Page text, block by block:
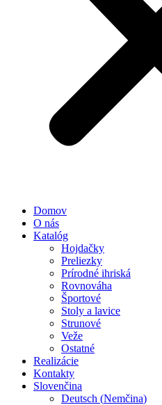
Domov
O nás
Katalóg
Hojdačky
Preliezky
Prírodné ihriská
Rovnováha
Športové
Stoly a lavice
Strunové
Veže
Ostatné
Realizácie
Kontakty
Slovenčina
Deutsch (Nemčina)